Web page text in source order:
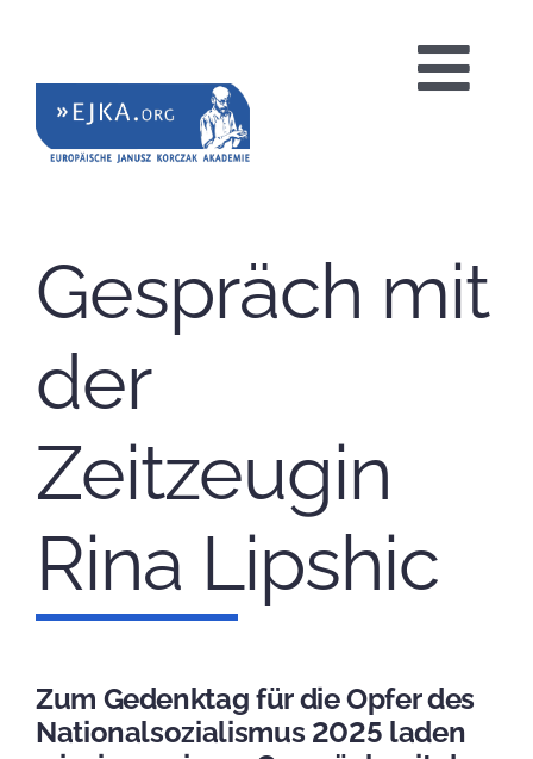
springen
PROJEKTE
EVENTS
Gespräch mit
der
Zeitzeugin
Rina Lipshic
Zum Gedenktag für die Opfer des
Nationalsozialismus 2025 laden